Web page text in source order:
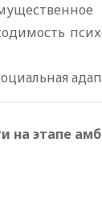
на этапе